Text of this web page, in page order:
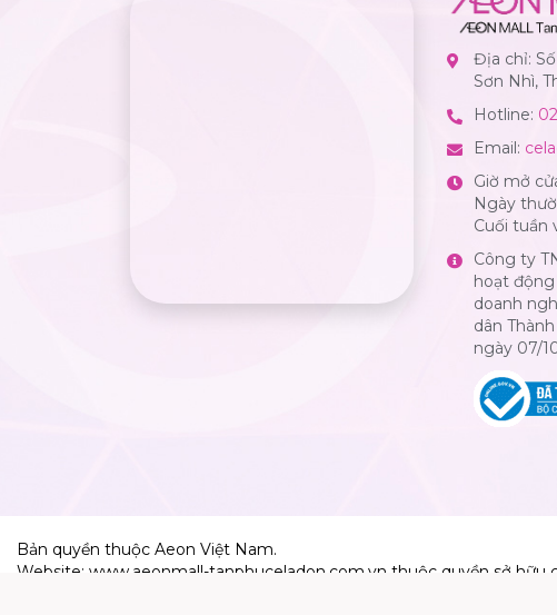
Địa chỉ:
Sơn Nhì,
Hotline:
Email:
Giờ mở
Ngày
Cuối tuần
Công ty
hoạt
doanh
dân
ngày 07/
Bản quyền thuộc Aeon Việt Nam.
Website: www.aeonmall-tanphuceladon.com.vn thuộc quyền sở hữu